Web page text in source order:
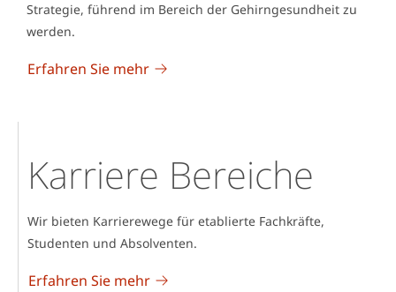
Strategie, führend im Bereich der Gehirngesundheit zu
werden.
Erfahren Sie mehr
Karriere Bereiche
Wir bieten Karrierewege für etablierte Fachkräfte,
Studenten und Absolventen.
Erfahren Sie mehr